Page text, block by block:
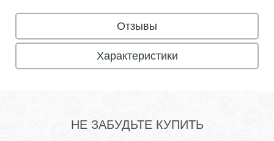
Отзывы
Характеристики
НЕ ЗАБУДЬТЕ КУПИТЬ